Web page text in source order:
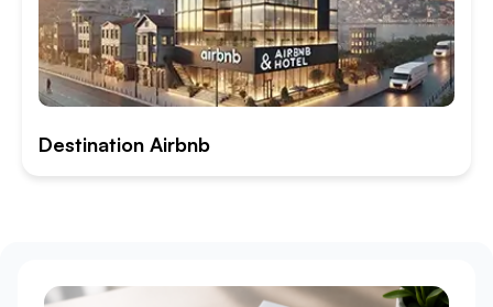
Destination Airbnb